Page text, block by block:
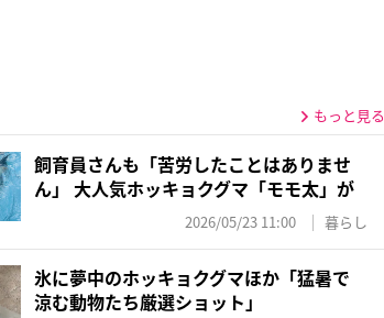
もっと見る
飼育員さんも「苦労したことはありませ
ん」 大人気ホッキョクグマ「モモ太」が
2026/05/23 11:00 暮らし
氷に夢中のホッキョクグマほか「猛暑で
涼む動物たち厳選ショット」